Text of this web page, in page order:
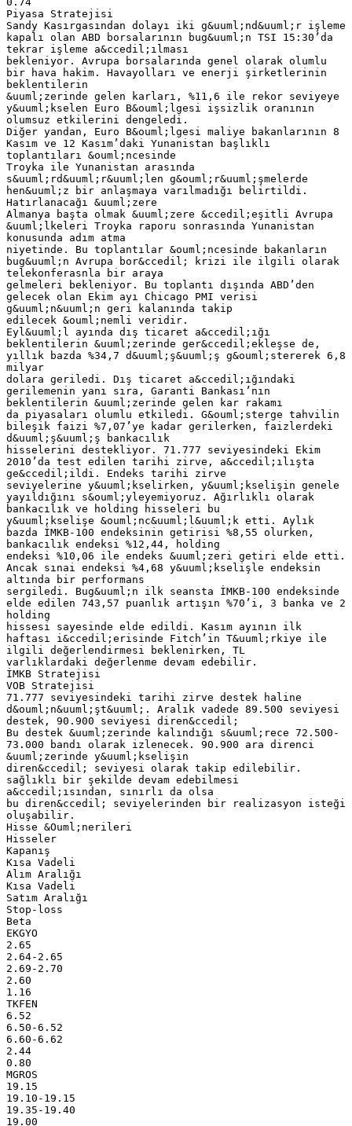
Piyasa Stratejisi
Sandy Kasırgasından dolayı iki g&uuml;nd&uuml;r işleme
kapalı olan ABD borsalarının bug&uuml;n TSI 15:30’da
tekrar işleme a&ccedil;ılması
bekleniyor. Avrupa borsalarında genel olarak olumlu
bir hava hakim. Havayolları ve enerji şirketlerinin
beklentilerin
&uuml;zerinde gelen karları, %11,6 ile rekor seviyeye
y&uuml;kselen Euro B&ouml;lgesi işsizlik oranının
olumsuz etkilerini dengeledi.
Diğer yandan, Euro B&ouml;lgesi maliye bakanlarının 8
Kasım ve 12 Kasım’daki Yunanistan başlıklı
toplantıları &ouml;ncesinde
Troyka ile Yunanistan arasında
s&uuml;rd&uuml;r&uuml;len g&ouml;r&uuml;şmelerde
hen&uuml;z bir anlaşmaya varılmadığı belirtildi.
Hatırlanacağı &uuml;zere
Almanya başta olmak &uuml;zere &ccedil;eşitli Avrupa
&uuml;lkeleri Troyka raporu sonrasında Yunanistan
konusunda adım atma
niyetinde. Bu toplantılar &ouml;ncesinde bakanların
bug&uuml;n Avrupa bor&ccedil; krizi ile ilgili olarak
telekonferasnla bir araya
gelmeleri bekleniyor. Bu toplantı dışında ABD’den
gelecek olan Ekim ayı Chicago PMI verisi
g&uuml;n&uuml;n geri kalanında takip
edilecek &ouml;nemli veridir.
Eyl&uuml;l ayında dış ticaret a&ccedil;ığı
beklentilerin &uuml;zerinde ger&ccedil;ekleşse de,
yıllık bazda %34,7 d&uuml;ş&uuml;ş g&ouml;stererek 6,8
milyar
dolara geriledi. Dış ticaret a&ccedil;ığındaki
gerilemenin yanı sıra, Garanti Bankası’nın
beklentilerin &uuml;zerinde gelen kar rakamı
da piyasaları olumlu etkiledi. G&ouml;sterge tahvilin
bileşik faizi %7,07’ye kadar gerilerken, faizlerdeki
d&uuml;ş&uuml;ş bankacılık
hisselerini destekliyor. 71.777 seviyesindeki Ekim
2010’da test edilen tarihi zirve, a&ccedil;ılışta
ge&ccedil;ildi. Endeks tarihi zirve
seviyelerine y&uuml;kselirken, y&uuml;kselişin genele
yayıldığını s&ouml;yleyemiyoruz. Ağırlıklı olarak
bankacılık ve holding hisseleri bu
y&uuml;kselişe &ouml;nc&uuml;l&uuml;k etti. Aylık
bazda İMKB-100 endeksinin getirisi %8,55 olurken,
bankacılık endeksi %12,44, holding
endeksi %10,06 ile endeks &uuml;zeri getiri elde etti.
Ancak sınai endeksi %4,68 y&uuml;kselişle endeksin
altında bir performans
sergiledi. Bug&uuml;n ilk seansta İMKB-100 endeksinde
elde edilen 743,57 puanlık artışın %70’i, 3 banka ve 2
holding
hissesi sayesinde elde edildi. Kasım ayının ilk
haftası i&ccedil;erisinde Fitch’in T&uuml;rkiye ile
ilgili değerlendirmesi beklenirken, TL
varlıklardaki değerlenme devam edebilir.
İMKB Stratejisi
VOB Stratejisi
71.777 seviyesindeki tarihi zirve destek haline
d&ouml;n&uuml;şt&uuml;. Aralık vadede 89.500 seviyesi
destek, 90.900 seviyesi diren&ccedil;
Bu destek &uuml;zerinde kalındığı s&uuml;rece 72.500-
73.000 bandı olarak izlenecek. 90.900 ara direnci
&uuml;zerinde y&uuml;kselişin
diren&ccedil; seviyesi olarak takip edilebilir.
sağlıklı bir şekilde devam edebilmesi
a&ccedil;ısından, sınırlı da olsa
bu diren&ccedil; seviyelerinden bir realizasyon isteği
oluşabilir.
Hisse &Ouml;nerileri
Hisseler
Kapanış
Kısa Vadeli
Alım Aralığı
Kısa Vadeli
Satım Aralığı
Stop-loss
Beta
EKGYO
2.65
2.64-2.65
2.69-2.70
2.60
1.16
TKFEN
6.52
6.50-6.52
6.60-6.62
2.44
0.80
MGROS
19.15
19.10-19.15
19.35-19.40
19.00